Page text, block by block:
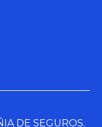
DE SEGUROS.